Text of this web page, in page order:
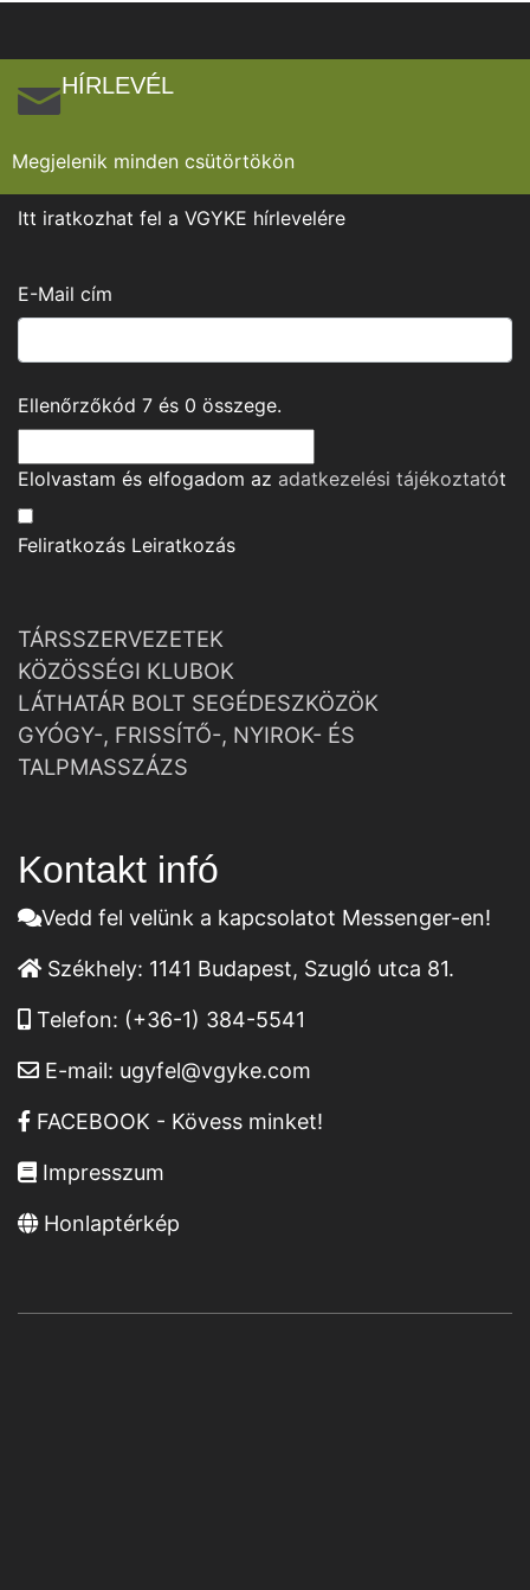
HÍRLEVÉL
Megjelenik minden csütörtökön
Itt iratkozhat fel a VGYKE hírlevelére
E-Mail cím
Ellenőrzőkód 7 és 0 összege.
Elolvastam és elfogadom az adatkezelési tájékoztatót
Feliratkozás Leiratkozás
TÁRSSZERVEZETEK
KÖZÖSSÉGI KLUBOK
LÁTHATÁR BOLT SEGÉDESZKÖZÖK
GYÓGY-, FRISSÍTŐ-, NYIROK- ÉS
TALPMASSZÁZS
Kontakt infó
Vedd fel velünk a kapcsolatot Messenger-en!
Székhely: 1141 Budapest, Szugló utca 81.
Telefon: (+36-1) 384-5541
E-mail: ugyfel@vgyke.com
FACEBOOK - Kövess minket!
Impresszum
Honlaptérkép